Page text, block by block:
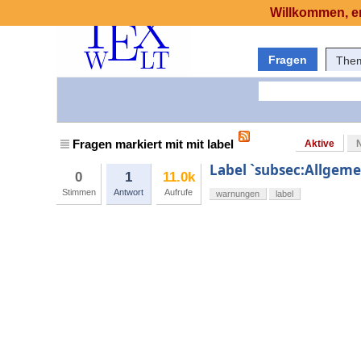
Fragen
Fragen markiert mit mit label Aktive
0
Stimmen
1
Antwort
11.0k
Aufrufe
Label
warnungen label
Willkommen,